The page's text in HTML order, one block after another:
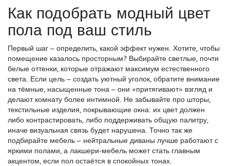
Как подобрать модный цвет
пола под ваш стиль
Первый шаг – определить, какой эффект нужен. Хотите, чтобы
помещение казалось просторным? Выбирайте светлые, почти
белые оттенки, которые отражают максимум естественного
света. Если цель – создать уютный уголок, обратите внимание
на тёмные, насыщенные тона – они «притягивают» взгляд и
делают комнату более интимной. Не забывайте про шторы,
текстильные изделия, покрывающие окна: их цвет должен
либо контрастировать, либо поддерживать общую палитру,
иначе визуальная связь будет нарушена. Точно так же
подбирайте мебель – нейтральные диваны лучше работают с
яркими полами, а лакшери‑мебель может стать главным
акцентом, если пол остаётся в спокойных тонах.